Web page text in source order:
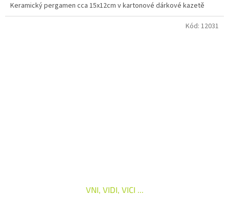
Keramický pergamen cca 15x12cm v kartonové dárkové kazetě
VNI, VIDI, VICI ...
Kód: 12031